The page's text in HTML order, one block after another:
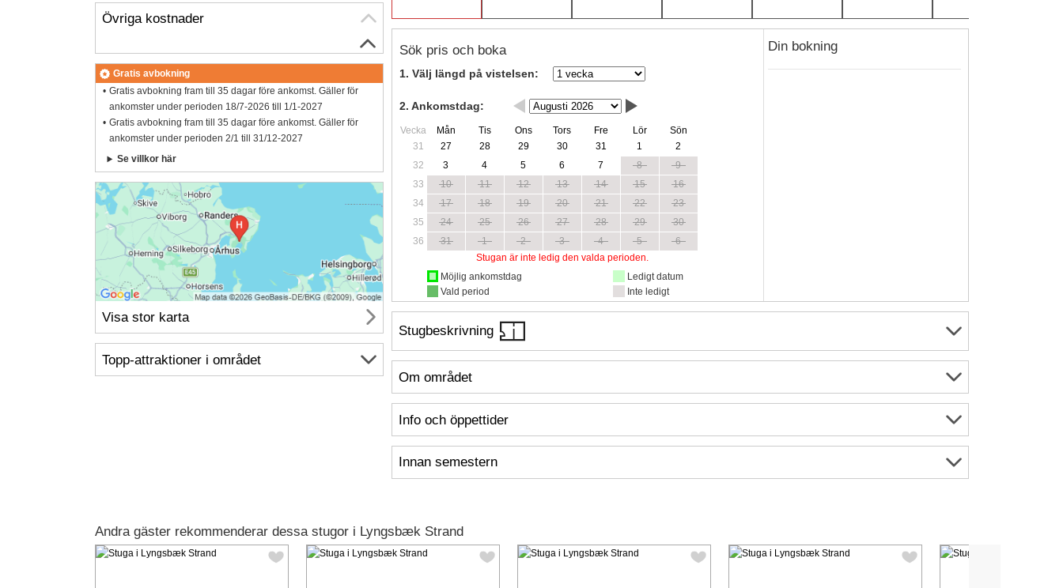
Sök pris och boka
1. Välj längd på vistelsen:
2. Ankomstdag:
Vecka Mån Tis Ons Tors Fre Lör
Sön
31
27 28 29 30 31 1
2
32
3 4 5 6 7 8
9
33
10 11 12 13 14 15
16
34
17 18 19 20 21 22
23
35
24 25 26 27 28 29
30
36
31 1 2 3 4 5
6
Stugan är inte ledig den valda perioden.
Möjlig ankomstdag
Vald period
Ledigt datum
Inte ledigt
Din bokning
Stugbeskrivning
Om området
Info och öppettider
Innan semestern
Övriga kostnader
Gratis avbokning
Gratis avbokning fram till 35 dagar före ankomst. Gäller för
ankomster under perioden 18/7-2026 till 1/1-2027
Gratis avbokning fram till 35 dagar före ankomst. Gäller för
ankomster under perioden 2/1 till 31/12-2027
Se villkor här
Visa stor karta
Topp-attraktioner i området
Andra gäster rekommenderar dessa stugor i Lyngsbæk Strand